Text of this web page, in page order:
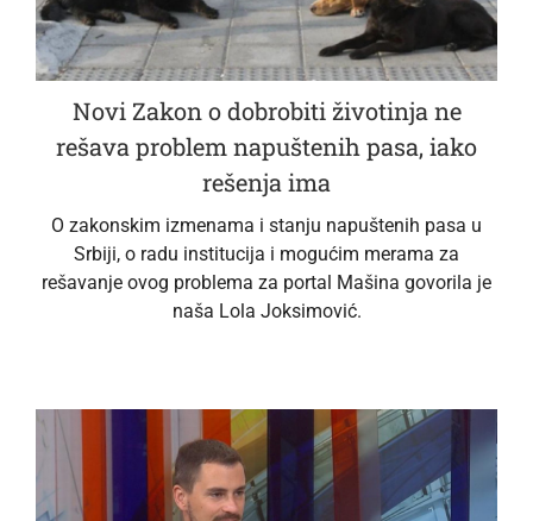
Novi Zakon o dobrobiti životinja ne
rešava problem napuštenih pasa, iako
rešenja ima
O zakonskim izmenama i stanju napuštenih pasa u
Srbiji, o radu institucija i mogućim merama za
rešavanje ovog problema za portal Mašina govorila je
naša Lola Joksimović.